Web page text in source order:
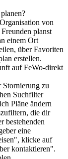
von
planst
einem Ort
über Favoriten
erstellen.
auf FeWo-direkt
zu
Suchfilter
Pläne ändern
die dir
bestehenden
eine
klicke auf
kontaktieren".